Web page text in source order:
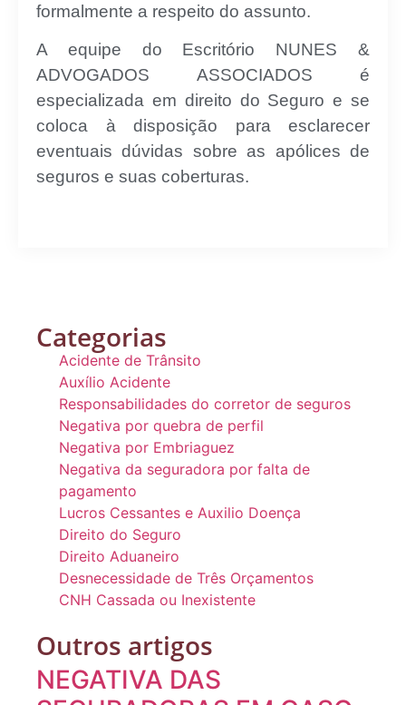
formalmente a respeito do assunto.
A equipe do Escritório NUNES &
ADVOGADOS ASSOCIADOS é
especializada em direito do Seguro e se
coloca à disposição para esclarecer
eventuais dúvidas sobre as apólices de
seguros e suas coberturas.
Categorias
Acidente de Trânsito
Auxílio Acidente
Responsabilidades do corretor de seguros
Negativa por quebra de perfil
Negativa por Embriaguez
Negativa da seguradora por falta de
pagamento
Lucros Cessantes e Auxilio Doença
Direito do Seguro
Direito Aduaneiro
Desnecessidade de Três Orçamentos
CNH Cassada ou Inexistente
Outros artigos
NEGATIVA DAS